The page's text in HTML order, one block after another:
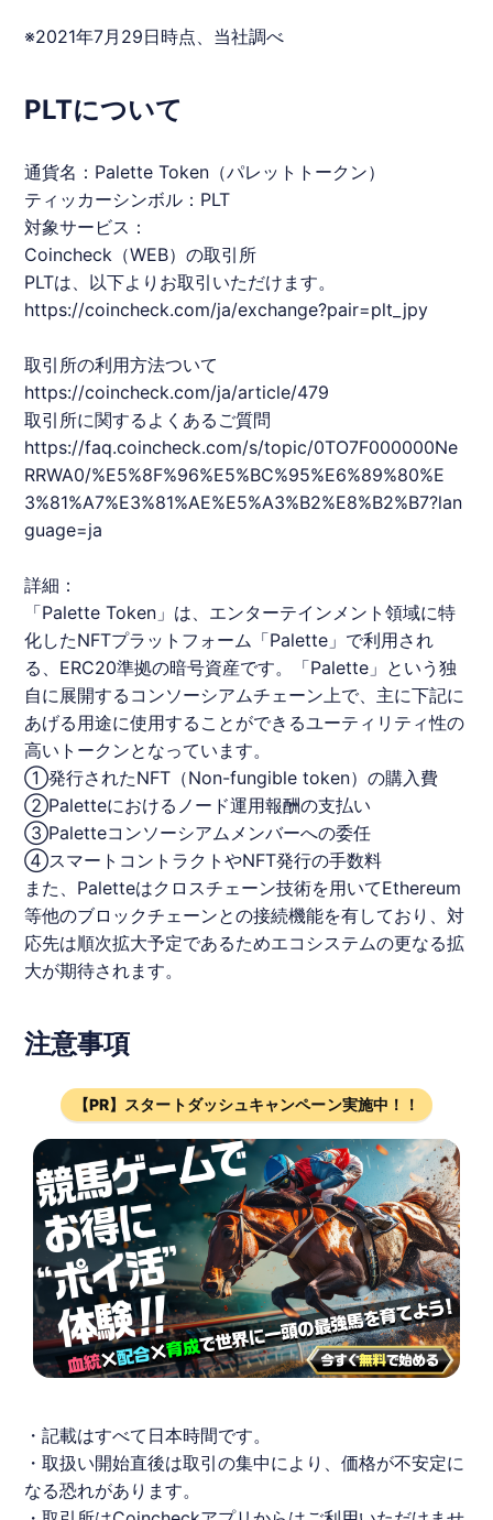
※2021年7月29日時点、当社調べ
PLTについて
通貨名：Palette Token（パレットトークン）
ティッカーシンボル： PLT
対象サービス：
Coincheck （WEB）の取引所
PLTは、以下よりお取引いただけます。
https://coincheck.com/ja/exchange?pair=plt_jpy
取引所の利用方法ついて
https://coincheck.com/ja/article/479
取引所に関するよくあるご質問
https://faq.coincheck.com/s/topic/0TO7F000000Ne
RRWA0/%E5%8F%96%E5%BC%95%E6%89%80%E
3%81%A7%E3%81%AE%E5%A3%B2%E8%B2%B7?lan
guage=ja
詳細：
「Palette Token」は、エンターテインメント領域に特
化したNFTプラットフォーム「Palette」で利用され
る、ERC20準拠の暗号資産です。「Palette」という独
自に展開するコンソーシアムチェーン上で、主に下記に
あげる用途に使用することができるユーティリティ性の
高いトークンとなっています。
①発行されたNFT （Non-fungible token）の購入費
②Paletteにおけるノード運用報酬の支払い
③Paletteコンソーシアムメンバーへの委任
④スマートコントラクトやNFT発行の手数料
また、Paletteはクロスチェーン技術を用いてEthereum
等他のブロックチェーンとの接続機能を有しており、対
応先は順次拡大予定であるためエコシステムの更なる拡
大が期待されます。
注意事項
【PR】スタートダッシュキャンペーン実施中！！
・記載はすべて日本時間です。
・取扱い開始直後は取引の集中により、価格が不安定に
なる恐れがあります。